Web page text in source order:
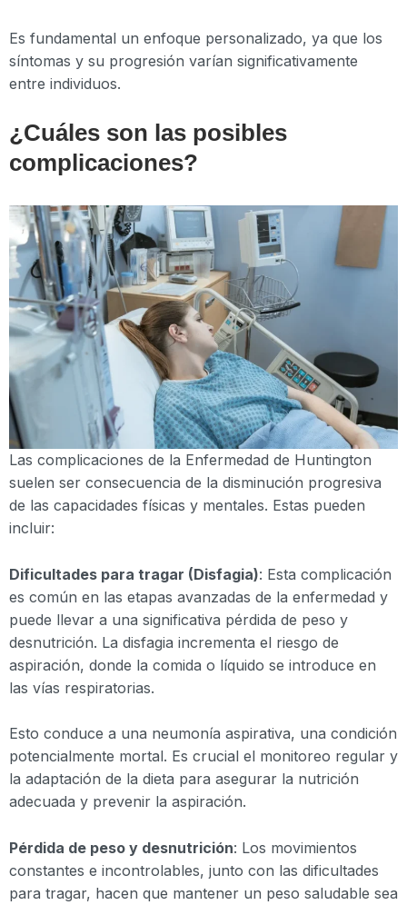
Es fundamental un enfoque personalizado, ya que los
síntomas y su progresión varían significativamente
entre individuos.
¿Cuáles son las posibles
complicaciones?
Las complicaciones de la Enfermedad de Huntington
suelen ser consecuencia de la disminución progresiva
de las capacidades físicas y mentales. Estas pueden
incluir:
Dificultades para tragar (Disfagia): Esta complicación
es común en las etapas avanzadas de la enfermedad y
puede llevar a una significativa pérdida de peso y
desnutrición. La disfagia incrementa el riesgo de
aspiración, donde la comida o líquido se introduce en
las vías respiratorias.
Esto conduce a una neumonía aspirativa, una condición
potencialmente mortal. Es crucial el monitoreo regular y
la adaptación de la dieta para asegurar la nutrición
adecuada y prevenir la aspiración.
Pérdida de peso y desnutrición: Los movimientos
constantes e incontrolables, junto con las dificultades
para tragar, hacen que mantener un peso saludable sea